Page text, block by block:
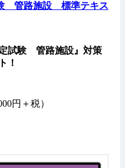
管路施設 標準テキス
定試験 管路施設』対策
！
円＋税）